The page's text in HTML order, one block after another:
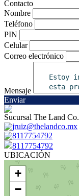
Contacto
Nombre
Teléfono
PIN
Celular
Correo electrónico
Mensaje
Enviar
Sucursal The Land Co.
jruiz@thelandco.mx
8117754792
8117754792
UBICACIÓN
+
−